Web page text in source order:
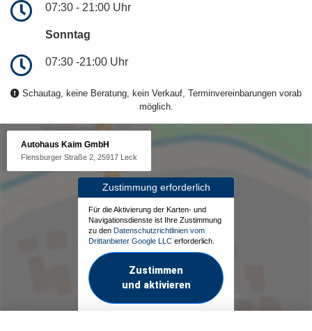
07:30 - 21:00 Uhr
Sonntag
07:30 -21:00 Uhr
Schautag, keine Beratung, kein Verkauf, Terminvereinbarungen vorab
möglich.
Autohaus Kaim GmbH
Flensburger Straße 2, 25917 Leck
Zustimmung erforderlich
Für die Aktivierung der Karten- und
Navigationsdienste ist Ihre Zustimmung
zu den Datenschutzrichtlinien vom
Drittanbieter Google LLC erforderlich.
Zustimmen
und aktivieren